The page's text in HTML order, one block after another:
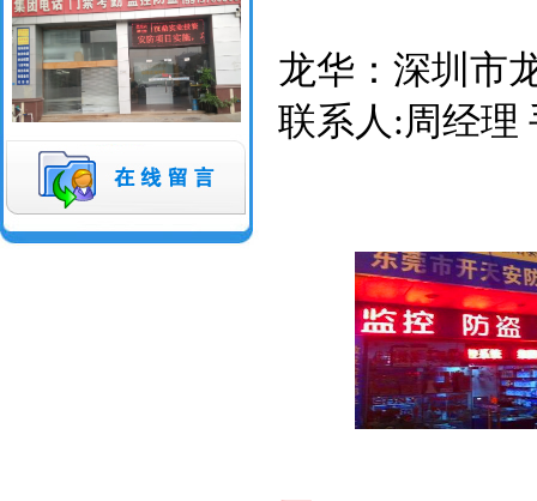
龙华：深圳市
联系人:周经理